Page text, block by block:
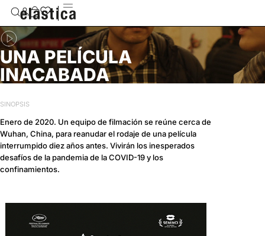
UNA PELÍCULA
INACABADA
SINOPSIS
Enero de 2020. Un equipo de filmación se reúne cerca de
Wuhan, China, para reanudar el rodaje de una película
interrumpido diez años antes. Vivirán los inesperados
desafíos de la pandemia de la COVID-19 y los
confinamientos.